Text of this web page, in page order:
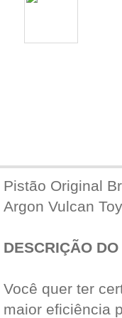
Pistão Original
Argon Vulcan
DESCRIÇÃO
Você quer ter
maior eficiência